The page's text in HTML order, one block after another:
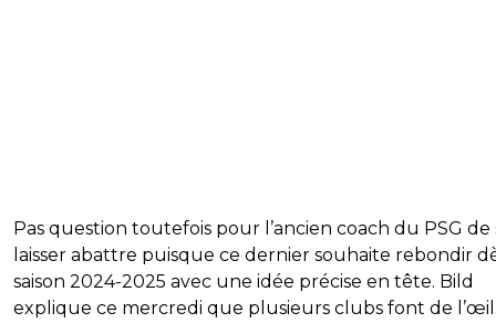
Pas question toutefois pour l’ancien coach du PSG de
laisser abattre puisque ce dernier souhaite rebondir
saison 2024-2025 avec une idée précise en tête. Bild
explique ce mercredi que plusieurs clubs font de l’œil